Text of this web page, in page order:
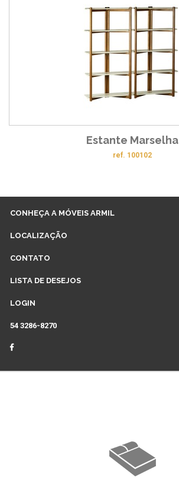
Estante Marselha
ref. 100102
CONHEÇA A MÓVEIS ARMIL
LOCALIZAÇÃO
CONTATO
LISTA DE DESEJOS
LOGIN
54 3286-8270